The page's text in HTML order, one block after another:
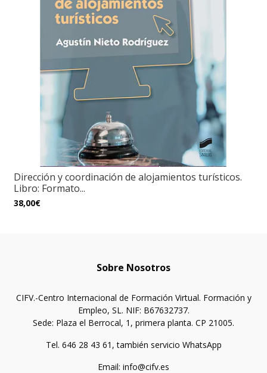
Dirección y coordinación de alojamientos turísticos.
Libro: Formato...
38,00€
Sobre Nosotros
CIFV.-Centro Internacional de Formación Virtual. Formación y
Empleo, SL. NIF: B67632737.
Sede: Plaza el Berrocal, 1, primera planta. CP 21005.
Tel. 646 28 43 61, también servicio WhatsApp
Email: info@cifv.es